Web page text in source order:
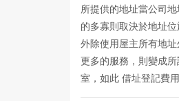
所提供的地址當公司
的多寡則取決於地址
外除使用屋主所有地
更多的服務，則變成
室，如此 借址登記費用